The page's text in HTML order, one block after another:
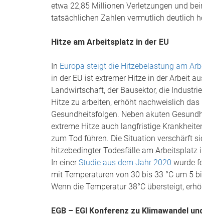
etwa 22,85 Millionen Verletzungen und
tatsächlichen Zahlen vermutlich deutlich
Hitze am Arbeitsplatz in der EU
In Europa steigt die Hitzebelastung am
in der EU ist extremer Hitze in der Arbeit
Landwirtschaft, der Bausektor, die
Hitze zu arbeiten, erhöht nachweislich
Gesundheitsfolgen. Neben akuten
extreme Hitze auch langfristige
zum Tod führen. Die Situation verschärft
hitzebedingter Todesfälle am Arbeitsplatz
In einerStudie aus dem Jahr 2020 wurde
mit Temperaturen von 30 bis 33 °C um 5
Wenn die Temperatur 38°C übersteigt,
EGB – EGI Konferenz zu Klimawandel